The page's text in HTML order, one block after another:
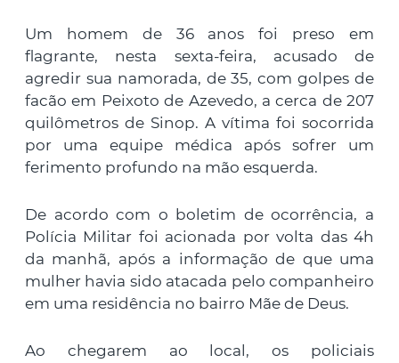
Um homem de 36 anos foi preso em
flagrante, nesta sexta-feira, acusado de
agredir sua namorada, de 35, com golpes de
facão em Peixoto de Azevedo, a cerca de 207
quilômetros de Sinop. A vítima foi socorrida
por uma equipe médica após sofrer um
ferimento profundo na mão esquerda.
De acordo com o boletim de ocorrência, a
Polícia Militar foi acionada por volta das 4h
da manhã, após a informação de que uma
mulher havia sido atacada pelo companheiro
em uma residência no bairro Mãe de Deus.
Ao chegarem ao local, os policiais